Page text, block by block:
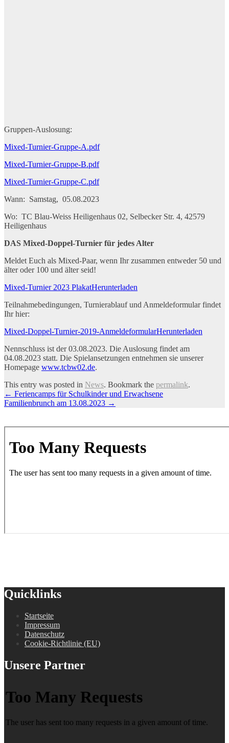
Gruppen-Auslosung:
Mixed-Turnier-Gruppe-A.pdf
Mixed-Turnier-Gruppe-B.pdf
Mixed-Turnier-Gruppe-C.pdf
Wann: Samstag, 05.08.2023
Wo: TC Blau-Weiss Heiligenhaus 02, Selbecker Str. 4, 42579
Heiligenhaus
DAS Mixed-Doppel-Turnier für jedes Alter
Meldet Euch als Mixed-Paar, wenn Ihr zusammen entweder 50 und
älter oder 100 und älter seid!
Mixed-Turnier 2023 PlakatHerunterladen
Teilnahmebedingungen, Turnierablauf und Anmeldeformular findet
Ihr hier:
Mixed-Doppel-Turnier-2019-AnmeldeformularHerunterladen
Nennschluss ist der 03.08.2023. Die Auslosung findet am
04.08.2023 statt. Die Spielansetzungen entnehmen sie unserer
Homepage www.tcbw02.de.
This entry was posted in News. Bookmark the permalink.
Artikel-
Navigation
← Feriencamps für Schulkinder und Erwachsene
Familienbrunch am 13.08.2023 →
Quicklinks
Startseite
Impressum
Datenschutz
Cookie-Richtlinie (EU)
Unsere Partner